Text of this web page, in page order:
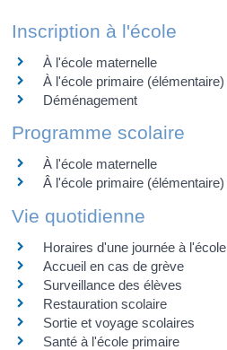
Inscription à l'école
À l'école maternelle
À l'école primaire (élémentaire)
Déménagement
Programme scolaire
À l'école maternelle
Â l'école primaire (élémentaire)
Vie quotidienne
Horaires d'une journée à l'école
Accueil en cas de grève
Surveillance des élèves
Restauration scolaire
Sortie et voyage scolaires
Santé à l'école primaire